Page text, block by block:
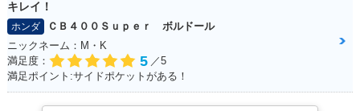
キレイ！
ホンダ
ＣＢ４００Ｓｕｐｅｒ ボルドール
ニックネーム：M・K
満足度：
5 ／5
満足ポイント:サイドポケットがある！